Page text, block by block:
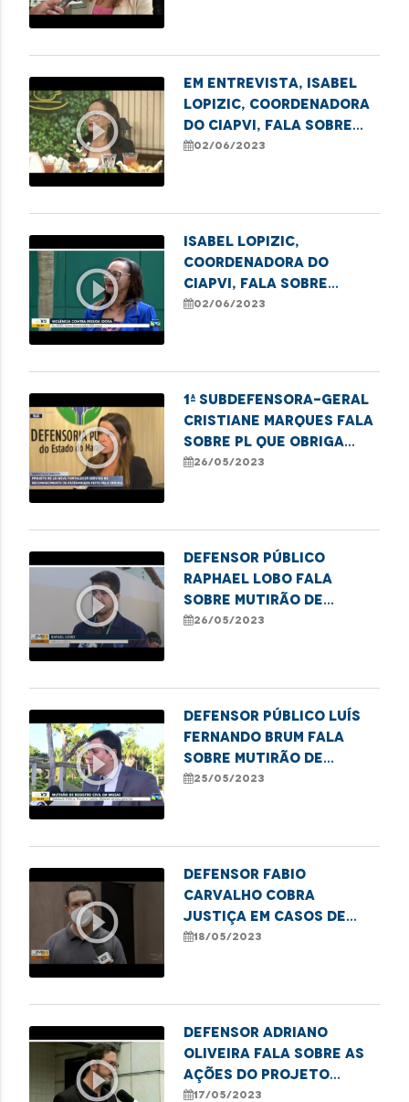
play_circle_outline
Em entrevista, Isabel
Lopizic, coordenadora
do CIAPVI, fala sobre
idadismo, etarismo e
02/06/2023
play_circle_outline
Isabel Lopizic,
coordenadora do
CIAPVI, fala sobre
Campanha de Combate à
02/06/2023
play_circle_outline
1ª Subdefensora-Geral
Cristiane Marques fala
sobre PL que obriga
envio de registros de
pelos cartórios à DPE
26/05/2023
play_circle_outline
Defensor público
Raphael Lobo fala
sobre mutirão de
registro civil em
26/05/2023
play_circle_outline
Defensor público Luís
Fernando Brum fala
sobre mutirão de
registro civil em
25/05/2023
play_circle_outline
Defensor Fabio
Carvalho cobra
justiça em casos de
abuso sexual contra
18/05/2023
play_circle_outline
Defensor Adriano
Oliveira fala sobre as
ações do projeto
"Defensoria na
17/05/2023